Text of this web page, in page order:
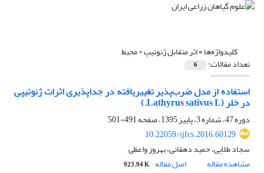
کلیدواژه‌ها =اثر متقابل ژنوتیپ × محیط
تعداد مقالات: 6
استفاده از مدل ضرب‌پذیر تغییریافته در جدا‏پذیری اثرات ژنوتیپی
در خلر (Lathyrus sativus L.)
دوره 47، شماره 3، پاییز 1395، صفحه
491-501
10.22059/ijfcs.2016.60129
سجاد طلایی، حمید دهقانی، بهروز واعظی
مشاهده مقاله
اصل مقاله 923.94 K